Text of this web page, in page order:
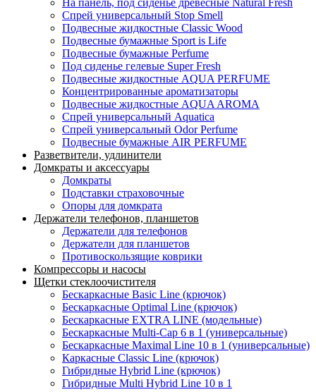
Спрей универсальный Stop Smell
Подвесные жидкостные Classic Wood
Подвесные бумажные Sport is Life
Подвесные бумажные Perfume
Под сиденье гелевые Super Fresh
Подвесные жидкостные AQUA PERFUME
Концентрированные ароматизаторы
Подвесные жидкостные AQUA AROMA
Спрей универсальный Aquatica
Спрей универсальный Odor Perfume
Подвесные бумажные AIR PERFUME
Разветвители, удлинители
Домкраты и аксессуары
Домкраты
Подставки страховочные
Опоры для домкрата
Держатели телефонов, планшетов
Держатели для телефонов
Держатели для планшетов
Противоскользящие коврики
Компрессоры и насосы
Щетки стеклоочистителя
Бескаркасные Basic Line (крючок)
Бескаркасные Optimal Line (крючок)
Бескаркасные EXTRA LINE (модельные)
Бескаркасные Multi-Cap 6 в 1 (универсальные)
Бескаркасные Maximal Line 10 в 1 (универсальные)
Каркасные Classic Line (крючок)
Гибридные Hybrid Line (крючок)
Гибридные Multi Hybrid Line 10 в 1